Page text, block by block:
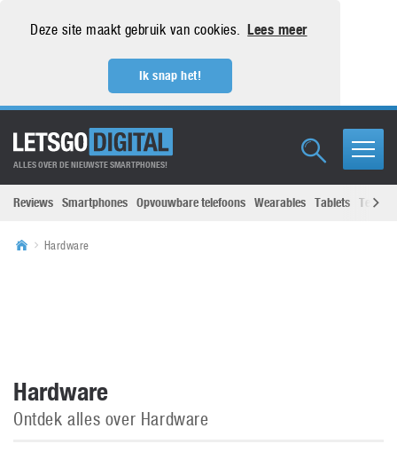
Deze site maakt gebruik van cookies. Lees meer
Ik snap het!
ALLES OVER DE NIEUWSTE SMARTPHONES!
Reviews Smartphones Opvouwbare telefoons Wearables Tablets
Hardware
Hardware
Ontdek alles over Hardware